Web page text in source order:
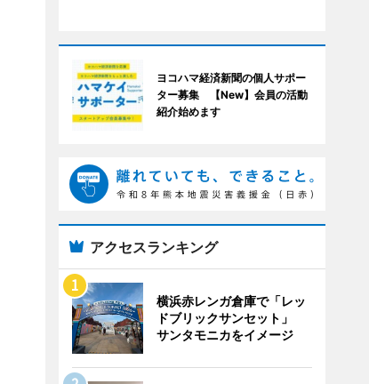
ヨコハマ経済新聞の個人サポー
ター募集 【New】会員の活動
紹介始めます
アクセスランキング
横浜赤レンガ倉庫で「レッ
ドブリックサンセット」
サンタモニカをイメージ